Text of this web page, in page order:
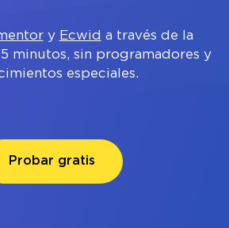
y Ecwid a través de la
minutos, sin programadores y
especiales.
Probar gratis